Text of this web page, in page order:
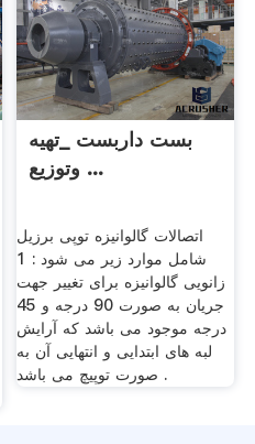
بست داربست _تهیه
وتوزیع ...
اتصالات گالوانیزه توپی برزیل
شامل موارد زیر می شود : 1
زانویی گالوانیزه برای تغییر جهت
جریان به صورت 90 درجه و 45
درجه موجود می باشد که آرایش
لبه های ابتدایی و انتهایی آن به
صورت توپیچ می باشد .